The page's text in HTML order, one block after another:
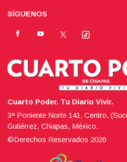
SÍGUENOS
Cuarto Poder. Tu Diario Vivir.
3ª Poniente Norte 141, Centro,
Gutiérrez, Chiapas, México.
©Derechos Reservados 2026